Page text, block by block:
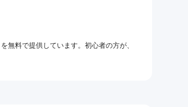
無料で提供しています。初心者の方が、